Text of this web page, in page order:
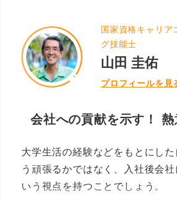
国家資格キャリア
グ技能士
山田 圭佑
プロフィールを見
会社への貢献を示す！
大学生活の経験などをもとにし
う頑張るかではなく、入社後会
いう視点を持つことでしょう。